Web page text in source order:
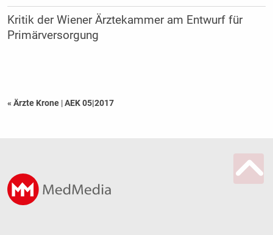
Kritik der Wiener Ärztekammer am Entwurf für
Primärversorgung
« Ärzte Krone |AEK 05|2017